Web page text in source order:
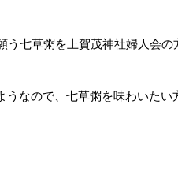
う七草粥を上賀茂神社婦人会
うなので、七草粥を味わいた